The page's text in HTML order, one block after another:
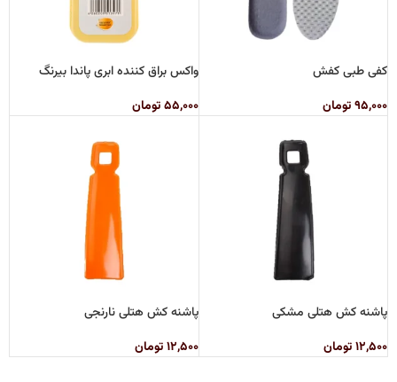
کفی طبی کفش
۹۵,۰۰۰تومان
واکس براق کننده ابری پاندا بیرنگ
۵۵,۰۰۰ تومان
پاشنه کش هتلی مشکی
۱۲,۵۰۰تومان
پاشنه کش هتلی نارنجی
۱۲,۵۰۰ تومان